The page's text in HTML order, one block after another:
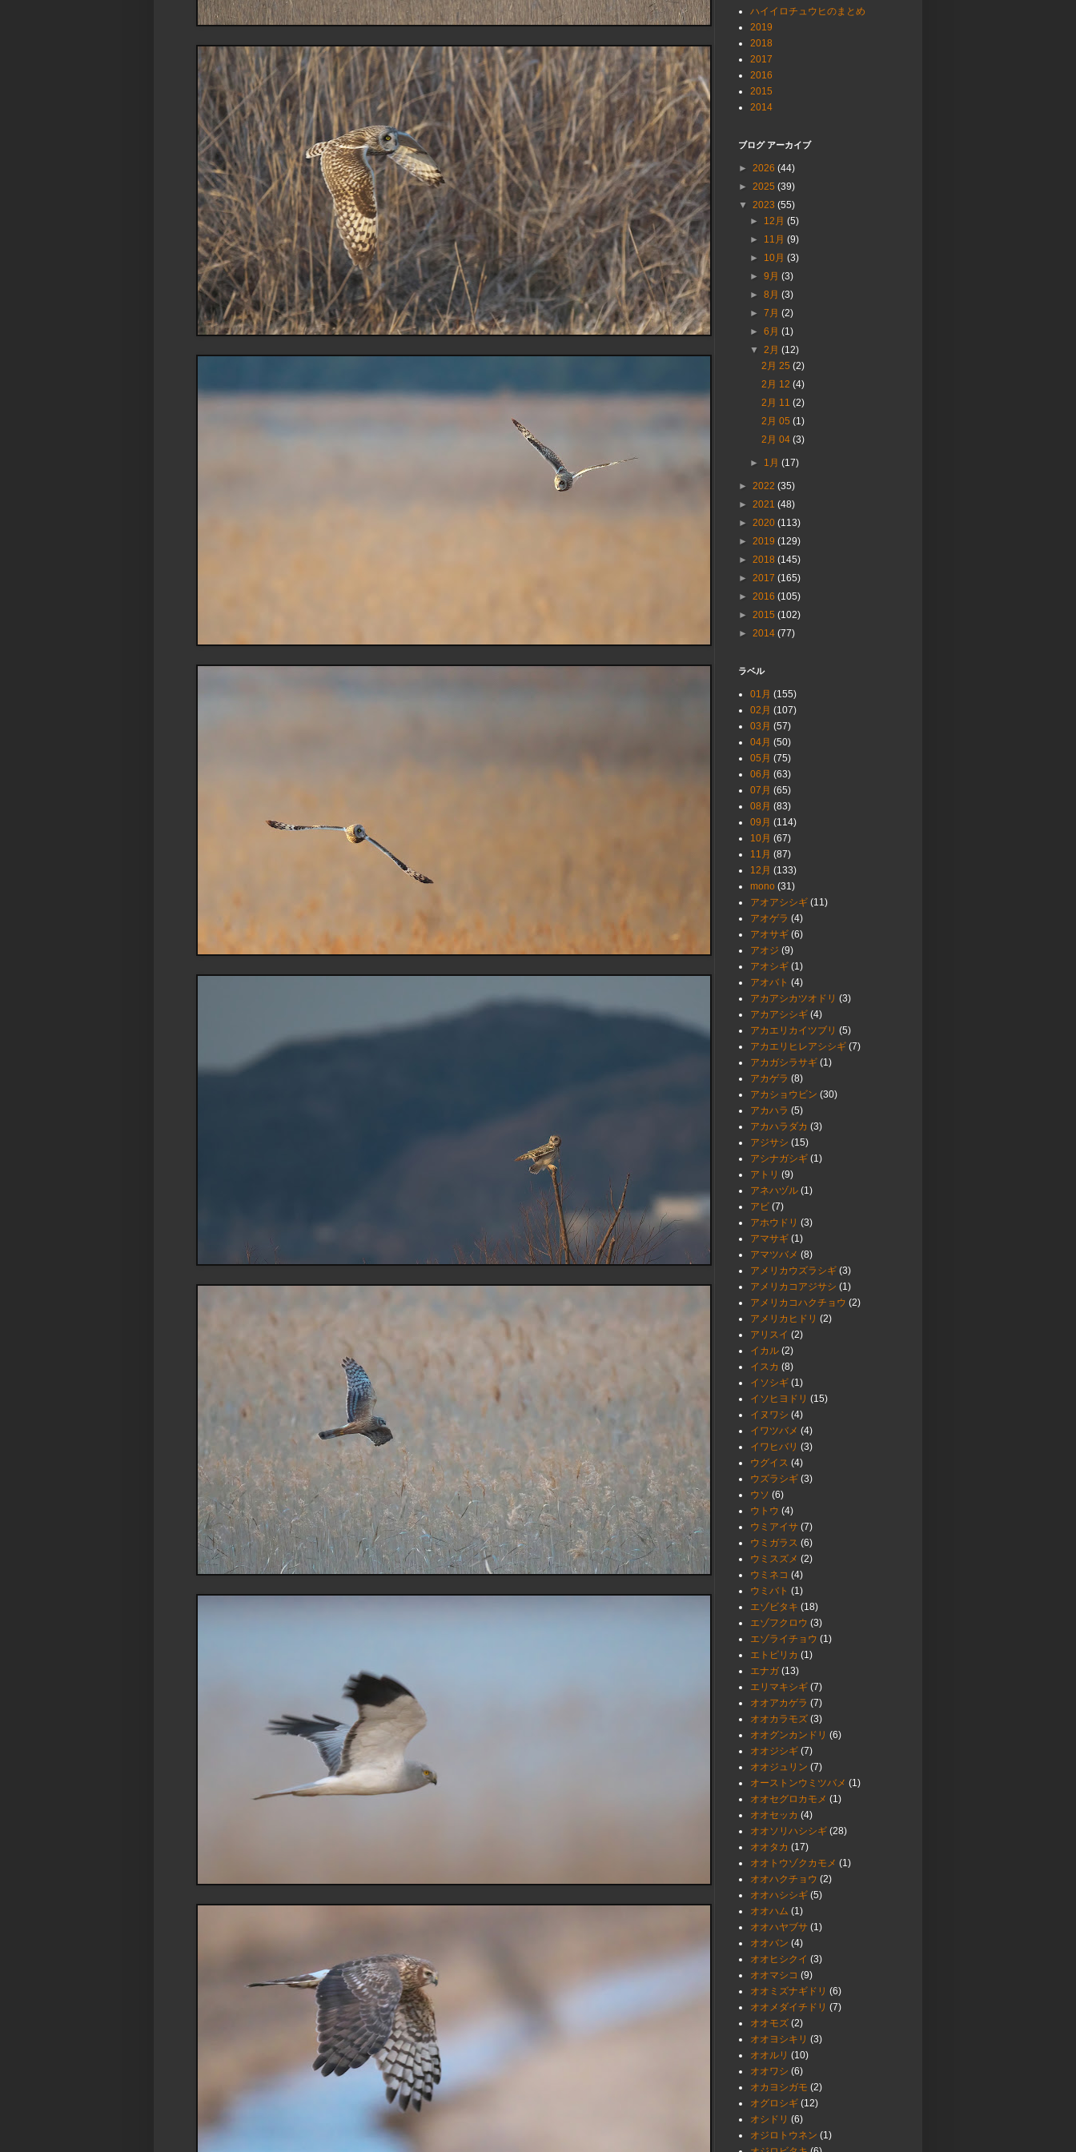
ハイイロチュウヒのまとめ
2019
2018
2017
2016
2015
2014
ブログ アーカイブ
► 2026 (44)
► 2025 (39)
▼ 2023 (55)
► 12月(5)
► 11月(9)
► 10月(3)
►9月(3)
►8月(3)
►7月(2)
►6月(1)
▼ 2月(12)
2月 25 (2)
2月 12 (4)
2月 11 (2)
2月 05 (1)
2月 04 (3)
► 1月(17)
► 2022 (35)
► 2021 (48)
► 2020 (113)
► 2019 (129)
► 2018 (145)
► 2017 (165)
► 2016 (105)
► 2015 (102)
► 2014 (77)
ラベル
01月 (155)
02月 (107)
03月 (57)
04月 (50)
05月 (75)
06月 (63)
07月 (65)
08月 (83)
09月 (114)
10月 (67)
11月 (87)
12月 (133)
mono (31)
アオアシシギ (11)
アオゲラ (4)
アオサギ (6)
アオジ (9)
アオシギ (1)
アオバト (4)
アカアシカツオドリ (3)
アカアシシギ (4)
アカエリカイツブリ (5)
アカエリヒレアシシギ (7)
アカガシラサギ (1)
アカゲラ (8)
アカショウビン (30)
アカハラ (5)
アカハラダカ (3)
アジサシ (15)
アシナガシギ (1)
アトリ (9)
アネハヅル (1)
アビ (7)
アホウドリ (3)
アマサギ (1)
アマツバメ (8)
アメリカウズラシギ (3)
アメリカコアジサシ (1)
アメリカコハクチョウ (2)
アメリカヒドリ (2)
アリスイ (2)
イカル (2)
イスカ (8)
イソシギ (1)
イソヒヨドリ (15)
イヌワシ (4)
イワツバメ (4)
イワヒバリ (3)
ウグイス (4)
ウズラシギ (3)
ウソ (6)
ウトウ (4)
ウミアイサ (7)
ウミガラス (6)
ウミスズメ (2)
ウミネコ (4)
ウミバト (1)
エゾビタキ (18)
エゾフクロウ (3)
エゾライチョウ (1)
エトピリカ (1)
エナガ (13)
エリマキシギ (7)
オオアカゲラ (7)
オオカラモズ (3)
オオグンカンドリ (6)
オオジシギ (7)
オオジュリン (7)
オーストンウミツバメ (1)
オオセグロカモメ (1)
オオセッカ (4)
オオソリハシシギ (28)
オオタカ (17)
オオトウゾクカモメ (1)
オオハクチョウ (2)
オオハシシギ (5)
オオハム (1)
オオハヤブサ (1)
オオバン (4)
オオヒシクイ (3)
オオマシコ (9)
オオミズナギドリ (6)
オオメダイチドリ (7)
オオモズ (2)
オオヨシキリ (3)
オオルリ (10)
オオワシ (6)
オカヨシガモ (2)
オグロシギ (12)
オシドリ (6)
オジロトウネン (1)